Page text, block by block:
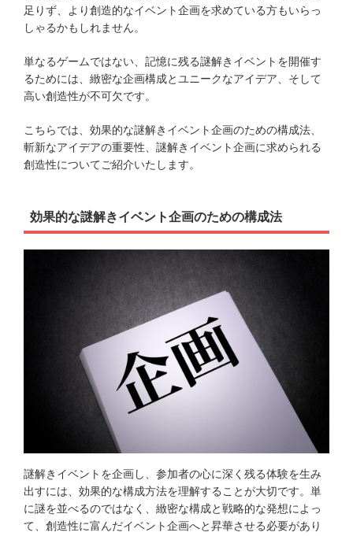
足りず、より創造的なイベント企画を求めている方もいらっ
しゃるかもしれません。
単なるゲームではない、記憶に残る謎解きイベントを開催す
るためには、緻密な企画構成とユニークなアイデア、そして
高い創造性が不可欠です。
こちらでは、効果的な謎解きイベント企画のための構成法、
斬新なアイデアの重要性、謎解きイベント企画に求められる
創造性についてご紹介いたします。
効果的な謎解きイベント企画のための構成法
謎解きイベントを企画し、参加者の心に深く残る体験を生み
出すには、効果的な構成方法を理解することが大切です。単
に謎を並べるのではなく、緻密な構成と戦略的な発想によっ
て、創造性に富んだイベント企画へと昇華させる必要があり